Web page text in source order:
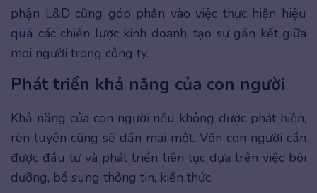
phận L&D cũng góp phần vào việc thực hiện hiệu
quả các chiến lược kinh doanh, tạo sự gắn kết giữa
mọi người trong công ty.
Phát triển khả năng của con người
Khả năng của con người nếu không được phát hiện,
rèn luyện cũng sẽ dần mai một. Vốn con người cần
được đầu tư và phát triển liên tục dựa trên việc bồi
dưỡng, bổ sung thông tin, kiến thức.